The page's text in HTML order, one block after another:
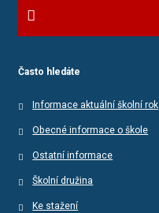
Často hledáte
Informace aktuální školní rok
Obecné informace o škole
Ostatní informace
Školní družina
Ke stažení